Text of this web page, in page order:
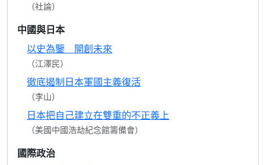
（社論）
中國與日本
以史為鑒 開創未來
（江澤民）
徹底遏制日本軍國主義復活
（李山）
日本把自己建立在雙重的不正義上
（美國中國浩劫紀念館籌備會）
國際政治